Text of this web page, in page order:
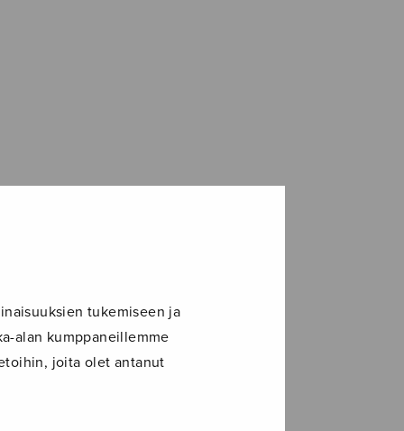
tukemiseen ja
alan kumppaneillemme
joita olet antanut